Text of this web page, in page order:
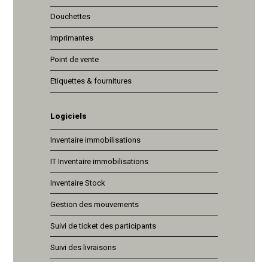
Douchettes
Imprimantes
Point de vente
Etiquettes & fournitures
Logiciels
Inventaire immobilisations
IT Inventaire immobilisations
Inventaire Stock
Gestion des mouvements
Suivi de ticket des participants
Suivi des livraisons